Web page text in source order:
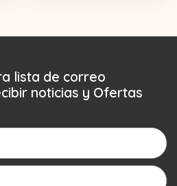
lista de correo
noticias y Ofertas